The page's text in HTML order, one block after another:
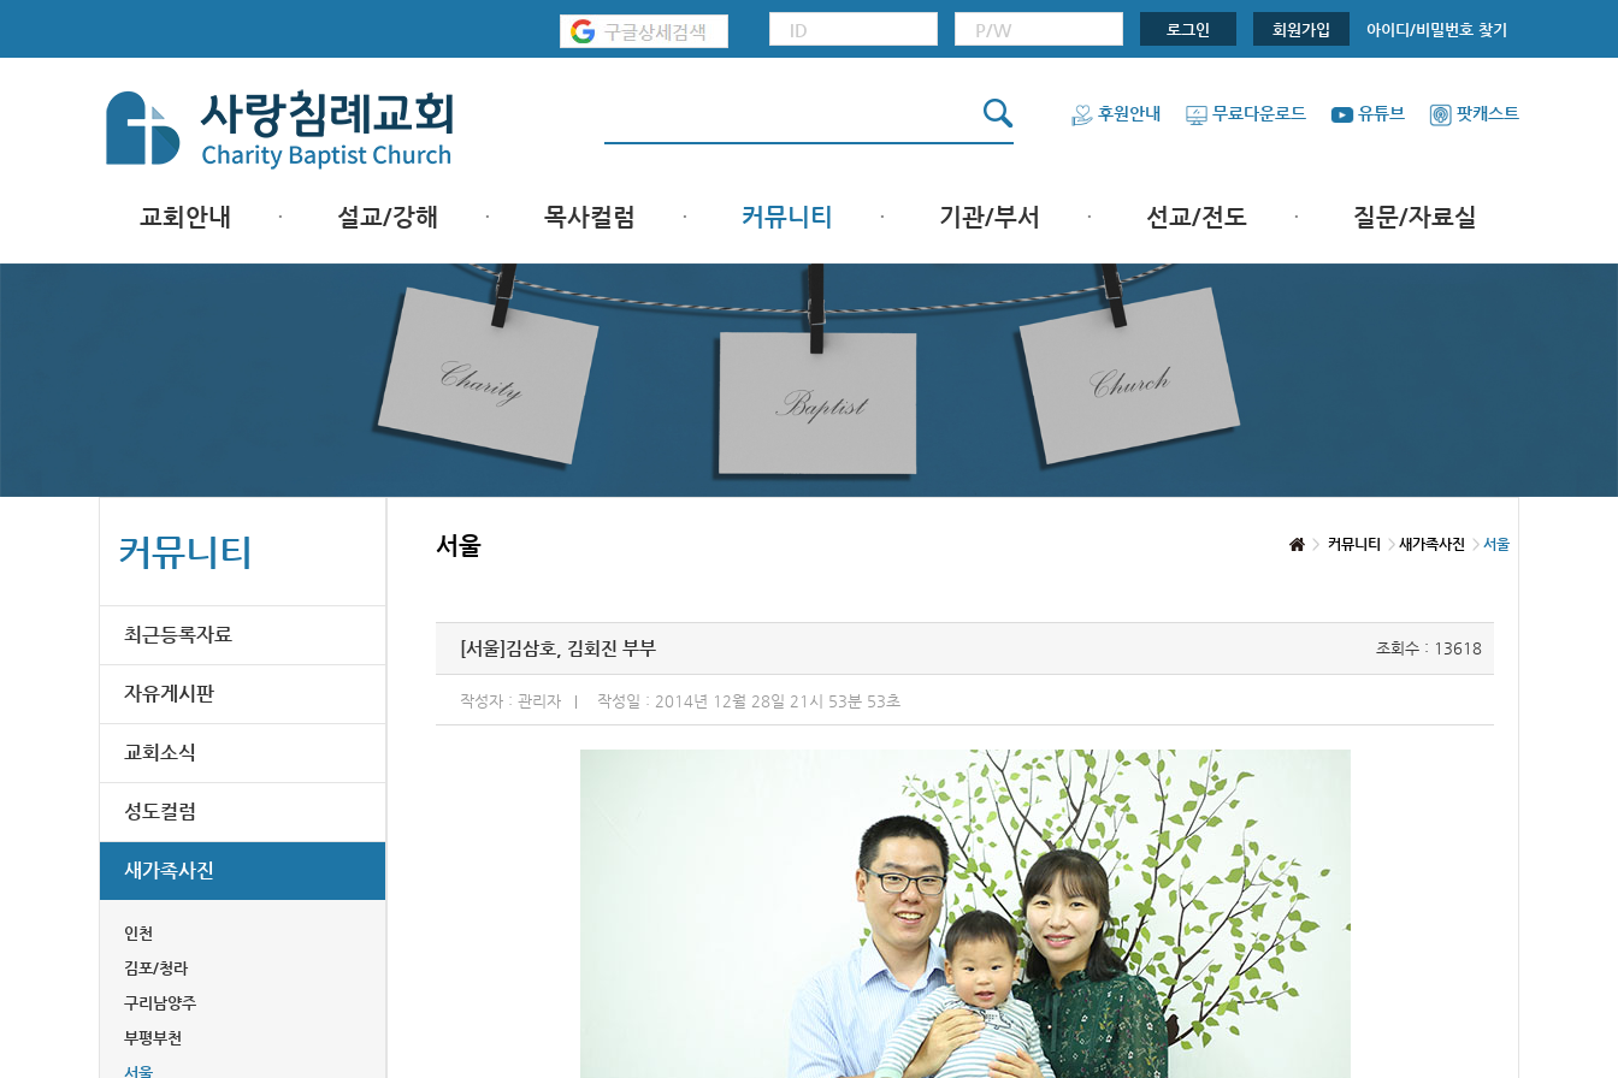
로그인 회원가입 아이디/비밀번호 찾기
후원안내 무료다운로드 유튜브 팟캐스트
교회안내 설교/강해 목사컬럼 커뮤니티 기관/부서 선교/전도 질문/자료실
커뮤니티
최근등록자료
자유게시판
교회소식
성도컬럼
새가족사진
인천
김포/청라
구리남양주
부평부천
서울
서울 커뮤니티 새가족사진 서울
[서울] 김삼호, 김회진 부부 조회수 : 13618
작성자 : 관리자 작성일 : 2014년 12월 28일 21시 53분 53초